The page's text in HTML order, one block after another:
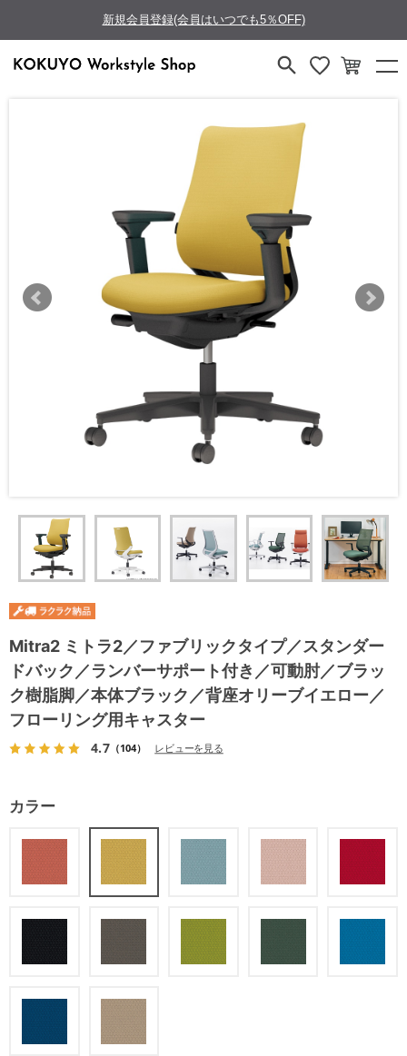
新規会員登録(会員はいつでも5％OFF)
Mitra2 ミトラ2／ファブリックタイプ／スタンダー
ドバック／ランバーサポート付き／可動肘／ブラッ
ク樹脂脚／本体ブラック／背座オリーブイエロー／
フローリング用キャスター
4.7（104） レビューを見る
カラー